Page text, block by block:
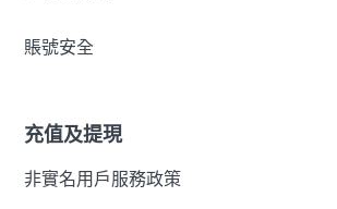
賬號安全
充值及提現
非實名用戶服務政策